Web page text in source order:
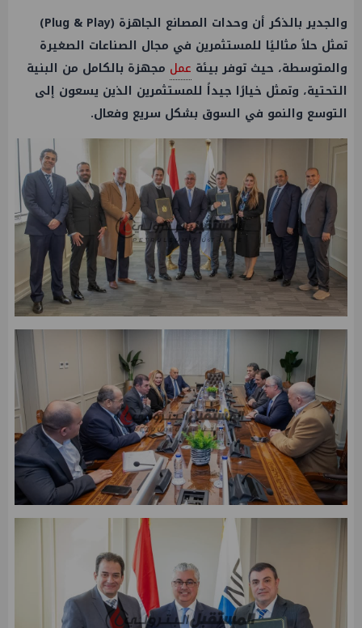
والجدير بالذكر أن وحدات المصانع الجاهزة (Plug & Play)
تمثل حلاً مثاليًا للمستثمرين في مجال الصناعات الصغيرة
والمتوسطة، حيث توفر بيئة عمل مجهزة بالكامل من البنية
التحتية، وتمثل خيارًا جيداً للمستثمرين الذين يسعون إلى
التوسع والنمو في السوق بشكل سريع وفعال.